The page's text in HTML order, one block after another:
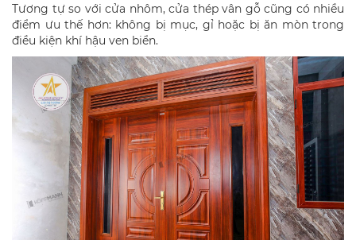
Tương tự so với cửa nhôm, cửa thép vân gỗ cũng có nhiều
điểm ưu thế hơn: không bị mục, gỉ hoặc bị ăn mòn trong
điều kiện khí hậu ven biển.